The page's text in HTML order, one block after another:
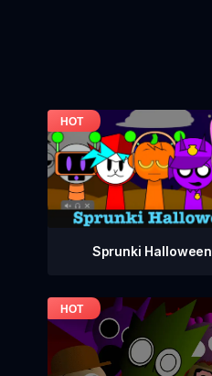
Sprunki Halloween